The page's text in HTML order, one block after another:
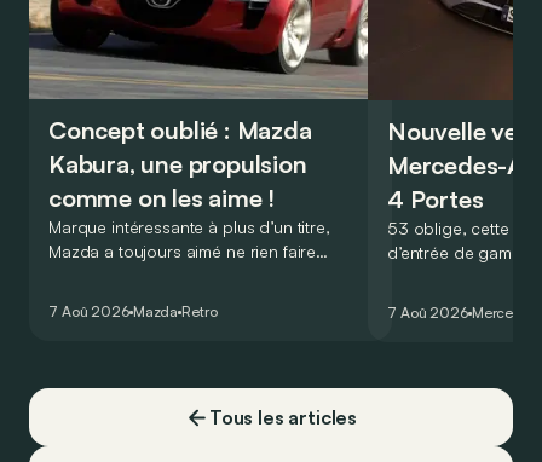
Concept oublié : Mazda
Kabura, une propulsion
comme on les aime !
Marque intéressante à plus d’un titre,
Mazda a toujours aimé ne rien faire
de la plus belle des manières…
7 Aoû 2026 Mazda Retro
Nouvelle
Mercedes-
4 Portes
53 oblige, cette
d’entrée de
moins…
7 Aoû 2026 Mercedes
Tous les articles